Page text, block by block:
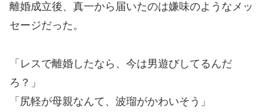
離婚成立後、真一から届いたのは嫌味のようなメッ
セージだった。
「レスで離婚したなら、今は男遊びしてるんだ
ろ？」
「尻軽が母親なんて、波瑠がかわいそう」